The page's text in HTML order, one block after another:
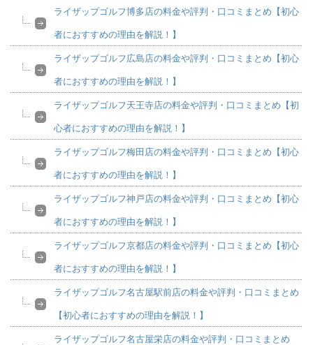
ライザップゴルフ博多店の料金や評判・口コミまとめ【初心
者におすすめの理由を解説！】
ライザップゴルフ広島店の料金や評判・口コミまとめ【初心
者におすすめの理由を解説！】
ライザップゴルフ天王寺店の料金や評判・口コミまとめ【初
心者におすすめの理由を解説！】
ライザップゴルフ梅田店の料金や評判・口コミまとめ【初心
者におすすめの理由を解説！】
ライザップゴルフ神戸店の料金や評判・口コミまとめ【初心
者におすすめの理由を解説！】
ライザップゴルフ京都店の料金や評判・口コミまとめ【初心
者におすすめの理由を解説！】
ライザップゴルフ名古屋駅前店の料金や評判・口コミまとめ
【初心者におすすめの理由を解説！】
ライザップゴルフ名古屋栄店の料金や評判・口コミまとめ